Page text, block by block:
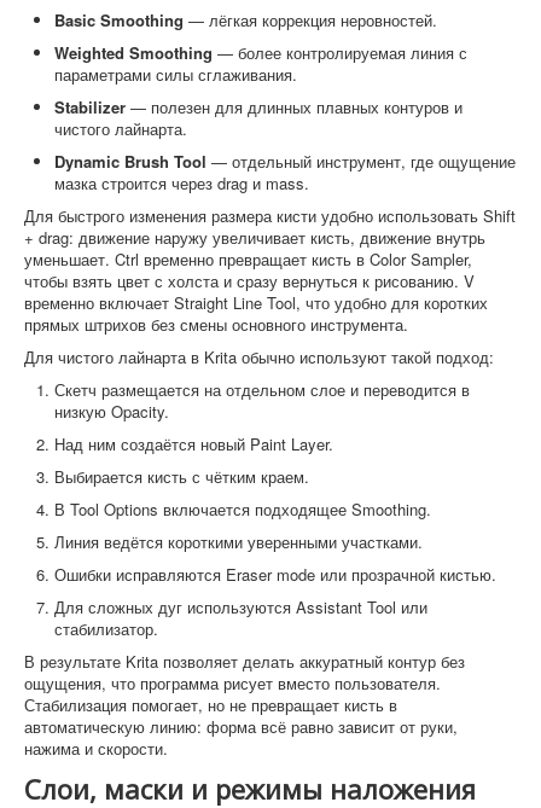
Basic Smoothing — лёгкая коррекция неровностей.
Weighted Smoothing — более контролируемая линия с
параметрами силы сглаживания.
Stabilizer — полезен для длинных плавных контуров и
чистого лайнарта.
Dynamic Brush Tool — отдельный инструмент, где ощущение
мазка строится через drag и mass.
Для быстрого изменения размера кисти удобно использовать Shift
+ drag: движение наружу увеличивает кисть, движение внутрь
уменьшает. Ctrl временно превращает кисть в Color Sampler,
чтобы взять цвет с холста и сразу вернуться к рисованию. V
временно включает Straight Line Tool, что удобно для коротких
прямых штрихов без смены основного инструмента.
Для чистого лайнарта в Krita обычно используют такой подход:
Скетч размещается на отдельном слое и переводится в
низкую Opacity.
Над ним создаётся новый Paint Layer.
Выбирается кисть с чётким краем.
В Tool Options включается подходящее Smoothing.
Линия ведётся короткими уверенными участками.
Ошибки исправляются Eraser mode или прозрачной кистью.
Для сложных дуг используются Assistant Tool или
стабилизатор.
В результате Krita позволяет делать аккуратный контур без
ощущения, что программа рисует вместо пользователя.
Стабилизация помогает, но не превращает кисть в
автоматическую линию: форма всё равно зависит от руки,
нажима и скорости.
Слои, маски и режимы наложения